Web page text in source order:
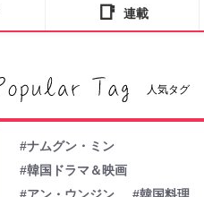
📑 連載
人気タグ
#ナムグン・ミン
#韓国ドラマ＆映画
#アン・ウンジン
#韓国料理